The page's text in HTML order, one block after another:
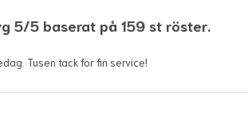
5/5 baserat på 159 st röster.
Tusen tack för fin service!